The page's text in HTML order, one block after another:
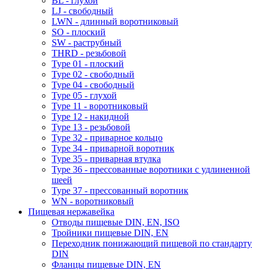
LJ - свободный
LWN - длинный воротниковый
SO - плоский
SW - раструбный
THRD - резьбовой
Type 01 - плоский
Type 02 - свободный
Type 04 - свободный
Type 05 - глухой
Type 11 - воротниковый
Type 12 - накидной
Type 13 - резьбовой
Type 32 - приварное кольцо
Type 34 - приварной воротник
Type 35 - приварная втулка
Type 36 - прессованные воротники с удлиненной
шеей
Type 37 - прессованный воротник
WN - воротниковый
Пищевая нержавейка
Отводы пищевые DIN, EN, ISO
Тройники пищевые DIN, EN
Переходник понижающий пищевой по стандарту
DIN
Фланцы пищевые DIN, EN